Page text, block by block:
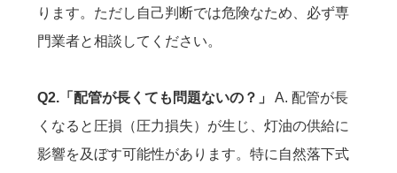
ります。ただし自己判断では危険なため、必ず専
門業者と相談してください。
Q2.「配管が長くても問題ないの？」
A. 配管が長
くなると圧損（圧力損失）が生じ、灯油の供給に
影響を及ぼす可能性があります。特に自然落下式